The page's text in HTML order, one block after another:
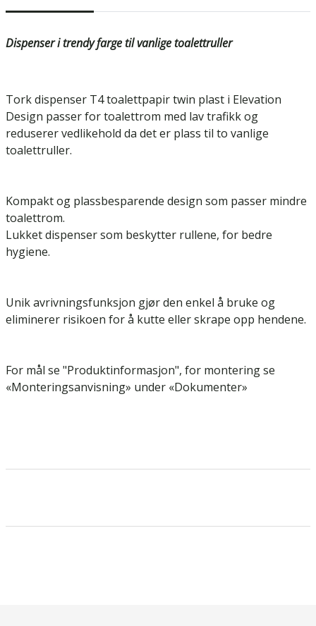
Dispenser i trendy farge til vanlige toalettruller
Tork dispenser T4 toalettpapir twin plast i Elevation
Design passer for toalettrom med lav trafikk og
reduserer vedlikehold da det er plass til to vanlige
toalettruller.
Kompakt og plassbesparende design som passer mindre
toalettrom.
Lukket dispenser som beskytter rullene, for bedre
hygiene.
Unik avrivningsfunksjon gjør den enkel å bruke og
eliminerer risikoen for å kutte eller skrape opp hendene.
For mål se "Produktinformasjon", for montering se
«Monteringsanvisning» under «Dokumenter»